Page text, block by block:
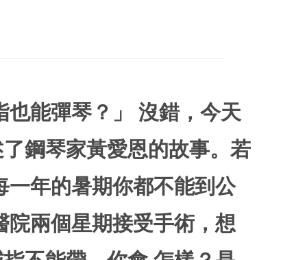
能彈琴？」 沒錯，今天
鋼琴家黃愛恩的故事。若
年的暑期你都不能到公
兩個星期接受手術，想